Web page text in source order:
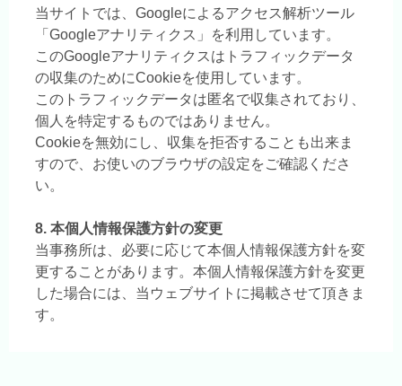
当サイトでは、Googleによるアクセス解析ツール
「Googleアナリティクス」を利用しています。
このGoogleアナリティクスはトラフィックデータ
の収集のためにCookieを使用しています。
このトラフィックデータは匿名で収集されており、
個人を特定するものではありません。
Cookieを無効にし、収集を拒否することも出来ま
すので、お使いのブラウザの設定をご確認くださ
い。
8. 本個人情報保護方針の変更
当事務所は、必要に応じて本個人情報保護方針を変
更することがあります。本個人情報保護方針を変更
した場合には、当ウェブサイトに掲載させて頂きま
す。